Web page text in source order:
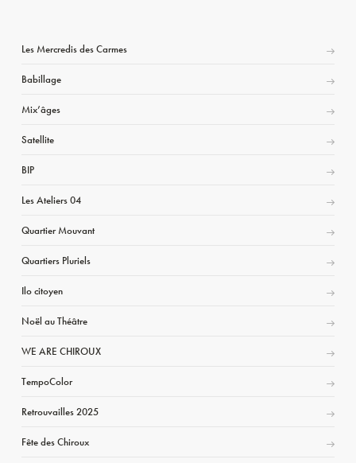
Les Mercredis des Carmes
Babillage
Mix’âges
Satellite
BIP
Les Ateliers 04
Quartier Mouvant
Quartiers Pluriels
Ilo citoyen
Noël au Théâtre
WE ARE CHIROUX
TempoColor
Retrouvailles 2025
Fête des Chiroux